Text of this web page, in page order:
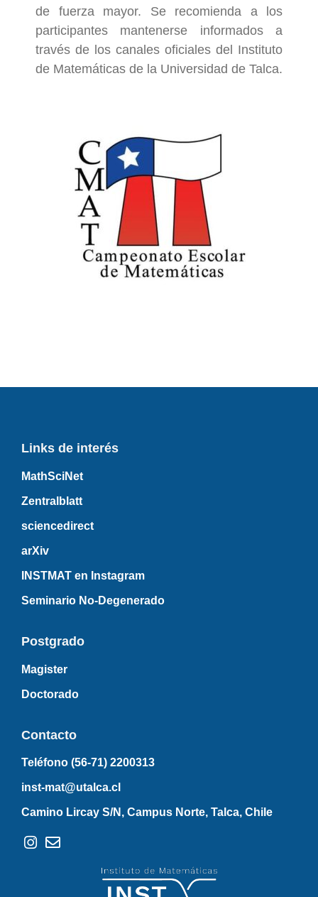
de fuerza mayor. Se recomienda a los
participantes mantenerse informados a
través de los canales oficiales del Instituto
de Matemáticas de la Universidad de Talca.
Links de interés
MathSciNet
Zentralblatt
sciencedirect
arXiv
INSTMAT en Instagram
Seminario No-Degenerado
Postgrado
Magister
Doctorado
Contacto
Teléfono (56-71) 2200313
inst-mat@utalca.cl
Camino Lircay S/N, Campus Norte, Talca, Chile